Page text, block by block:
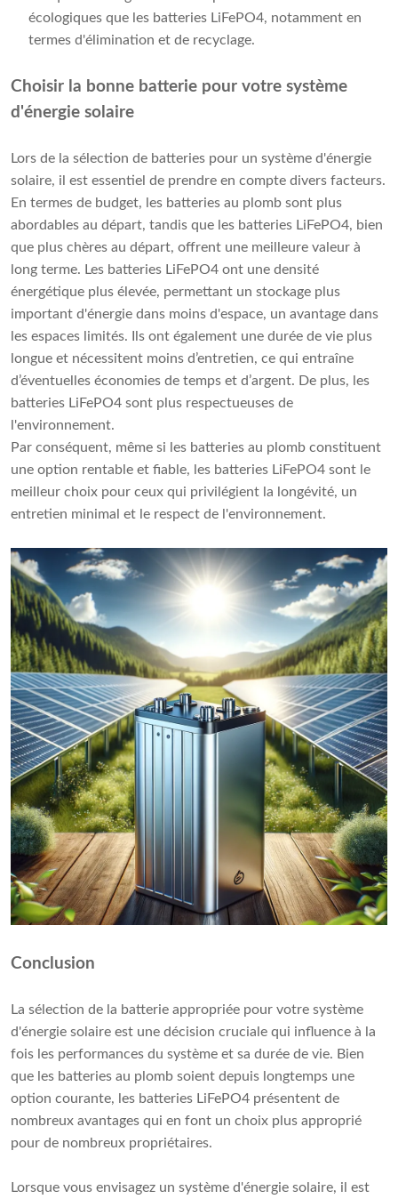
écologiques que les batteries LiFePO4, notamment en
termes d'élimination et de recyclage.
Choisir la bonne batterie pour votre système
d'énergie solaire
Lors de la sélection de batteries pour un système d'énergie
solaire, il est essentiel de prendre en compte divers facteurs.
En termes de budget, les batteries au plomb sont plus
abordables au départ, tandis que les batteries LiFePO4, bien
que plus chères au départ, offrent une meilleure valeur à
long terme. Les batteries LiFePO4 ont une densité
énergétique plus élevée, permettant un stockage plus
important d'énergie dans moins d'espace, un avantage dans
les espaces limités. Ils ont également une durée de vie plus
longue et nécessitent moins d’entretien, ce qui entraîne
d’éventuelles économies de temps et d’argent. De plus, les
batteries LiFePO4 sont plus respectueuses de
l'environnement.
Par conséquent, même si les batteries au plomb constituent
une option rentable et fiable, les batteries LiFePO4 sont le
meilleur choix pour ceux qui privilégient la longévité, un
entretien minimal et le respect de l'environnement.
Conclusion
La sélection de la batterie appropriée pour votre système
d'énergie solaire est une décision cruciale qui influence à la
fois les performances du système et sa durée de vie. Bien
que les batteries au plomb soient depuis longtemps une
option courante, les batteries LiFePO4 présentent de
nombreux avantages qui en font un choix plus approprié
pour de nombreux propriétaires.
Lorsque vous envisagez un système d'énergie solaire, il est